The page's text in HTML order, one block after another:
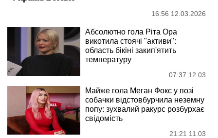
16:56 12.03.2026
Абсолютно гола Ріта Ора
викотила стоячі "активи":
область бікіні закип'ятить
температуру
07:37 12.03
Майже гола Меган Фокс у позі
собачки відстовбурчила неземну
попу: зухвалий ракурс розбурхає
свідомість
21:21 11.03